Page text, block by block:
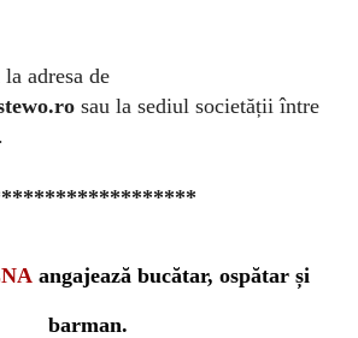
adresa de
sau la sediul societății între
angajează bucătar, ospătar și
barman.